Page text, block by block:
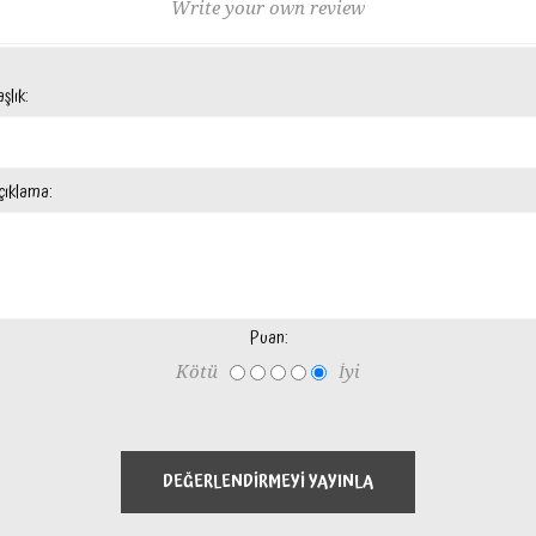
Write your own review
Puan:
Kötü İyi